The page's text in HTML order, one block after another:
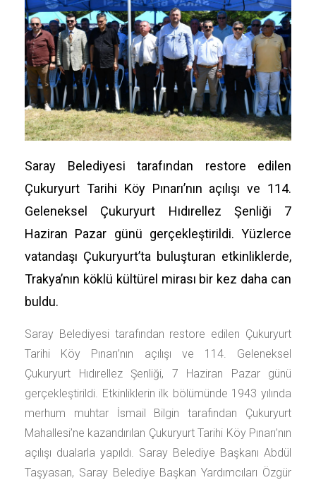
Saray Belediyesi tarafından restore edilen
Çukuryurt Tarihi Köy Pınarı’nın açılışı ve 114.
Geleneksel Çukuryurt Hıdırellez Şenliği 7
Haziran Pazar günü gerçekleştirildi. Yüzlerce
vatandaşı Çukuryurt’ta buluşturan etkinliklerde,
Trakya’nın köklü kültürel mirası bir kez daha can
buldu.
Saray Belediyesi tarafından restore edilen Çukuryurt
Tarihi Köy Pınarı’nın açılışı ve 114. Geleneksel
Çukuryurt Hıdırellez Şenliği, 7 Haziran Pazar günü
gerçekleştirildi. Etkinliklerin ilk bölümünde 1943 yılında
merhum muhtar İsmail Bilgin tarafından Çukuryurt
Mahallesi’ne kazandırılan Çukuryurt Tarihi Köy Pınarı’nın
açılışı dualarla yapıldı. Saray Belediye Başkanı Abdül
Taşyasan, Saray Belediye Başkan Yardımcıları Özgür